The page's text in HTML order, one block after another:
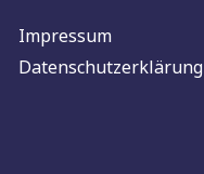
Impressum
Datenschutzerklärung